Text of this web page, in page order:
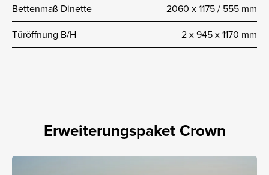
Bettenmaß Dinette
2060 x 1175 / 555 mm
Türöffnung B/H
2 x 945 x 1170 mm
Erweiterungspaket Crown